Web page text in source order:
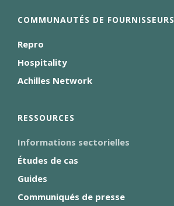
COMMUNAUTÉS DE FOURNISSEURS
Repro
Hospitality
Achilles Network
RESSOURCES
Informations sectorielles
Études de cas
Guides
Communiqués de presse